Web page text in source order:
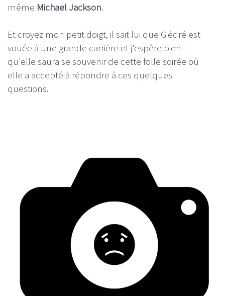
même Michael Jackson.
Et croyez mon petit doigt, il sait lui que Giédré est
vouée à une grande carrière et j'espère bien
qu'elle saura se souvenir de cette folle soirée où
elle a accepté à répondre à ces quelques
questions.